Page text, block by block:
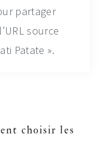
partager
source
Patate ».
choisir les